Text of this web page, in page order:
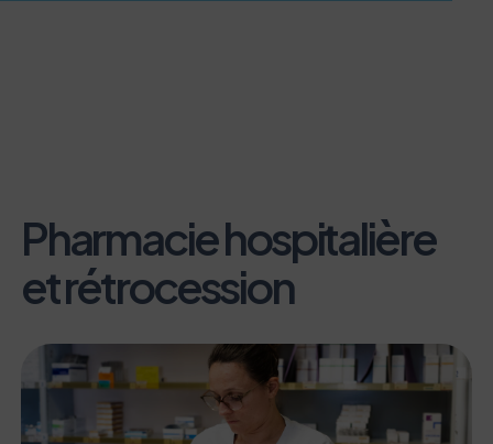
Pharmacie hospitalière
et rétrocession